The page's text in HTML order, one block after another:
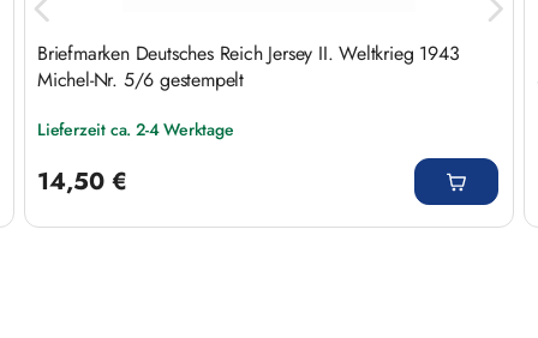
Briefmarken Deutsches Reich Jersey II. Weltkrieg 1943
Michel-Nr. 5/6 gestempelt
Lieferzeit ca. 2-4 Werktage
14,50 €